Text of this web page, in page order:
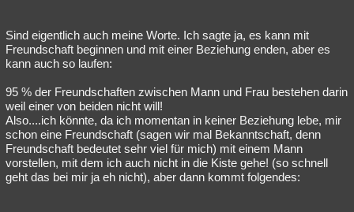
Sind eigentlich auch meine Worte. Ich sagte ja, es kann mit
Freundschaft beginnen und mit einer Beziehung enden, aber es
kann auch so laufen:
95 % der Freundschaften zwischen Mann und Frau bestehen darin
weil einer von beiden nicht will!
Also....ich könnte, da ich momentan in keiner Beziehung lebe, mir
schon eine Freundschaft (sagen wir mal Bekanntschaft, denn
Freundschaft bedeutet sehr viel für mich) mit einem Mann
vorstellen, mit dem ich auch nicht in die Kiste gehe! (so schnell
geht das bei mir ja eh nicht), aber dann kommt folgendes: